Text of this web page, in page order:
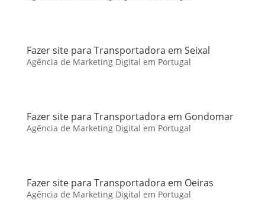
Fazer site para Transportadora em Seixal
Agência de Marketing Digital em Portugal
Fazer site para Transportadora em Gondomar
Agência de Marketing Digital em Portugal
Fazer site para Transportadora em Oeiras
Agência de Marketing Digital em Portugal